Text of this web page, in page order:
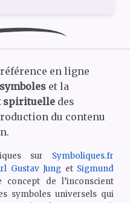
en ligne
et la
spirituelledes
du contenu
sur Symboliques.fr
Gustav Jung et Sigmund
de l’inconscient
symboles universels qui